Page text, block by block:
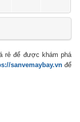
rẻ để được khám phá
sanvemaybay.vn để